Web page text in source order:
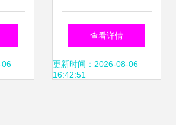
应
询
06
信息技术咨询服务
在2026中关村论坛
查看详情
更新时间：2026-08-06
16:42:51